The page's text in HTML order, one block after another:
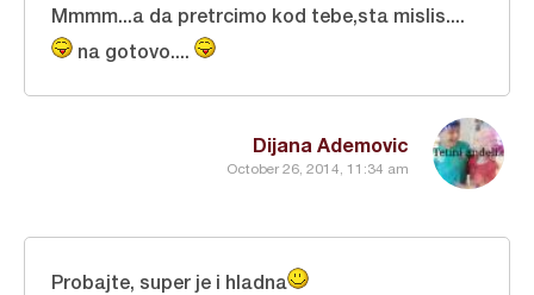
Dijana Ademovic
October 26, 2014, 11:34 am
Mmmm...a da pretrcimo kod tebe,sta mislis....
na gotovo....
Probajte, super je i hladna